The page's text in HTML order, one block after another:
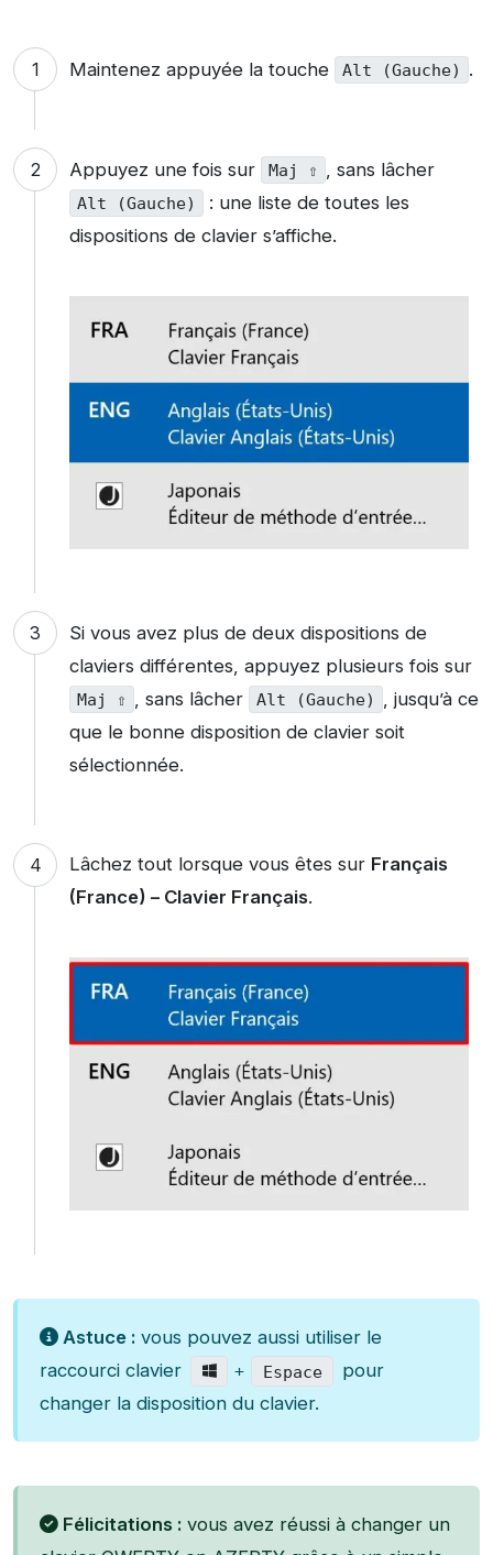
Maintenez appuyée la touche Alt (Gauche) .
Appuyez une fois sur Maj ⇧ , sans lâcher
Alt (Gauche)
: une liste de toutes les
dispositions de clavier s’affiche.
Si vous avez plus de deux dispositions de
claviers différentes, appuyez plusieurs fois sur
Maj ⇧ , sans lâcher Alt (Gauche)
, jusqu’à ce
que le bonne disposition de clavier soit
sélectionnée.
Lâchez tout lorsque vous êtes sur Français
(France) – Clavier Français.
Astuce : vous pouvez aussi utiliser le
raccourci clavier
+ Espace
pour
changer la disposition du clavier.
Félicitations : vous avez réussi à changer un